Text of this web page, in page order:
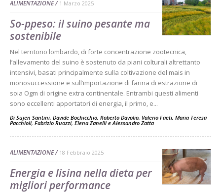
ALIMENTAZIONE 1 Marzo 2025
So-ppeso: il suino pesante ma
sostenibile
Nel territorio lombardo, di forte concentrazione zootecnica,
l’allevamento del suino è sostenuto da piani colturali altrettanto
intensivi, basati principalmente sulla coltivazione del mais in
monosuccessione e sull’importazione di farina di estrazione di
soia Ogm di origine extra continentale. Entrambi questi alimenti
sono eccellenti apportatori di energia, il primo, e...
Di Sujen Santini, Davide Bochicchio, Roberto Davolio, Valerio Faeti, Maria Teresa
Pacchioli, Fabrizio Ruozzi, Elena Zanelli eAlessandro Zatta
ALIMENTAZIONE 18 Febbraio 2025
Energia e lisina nella dieta per
migliori performance